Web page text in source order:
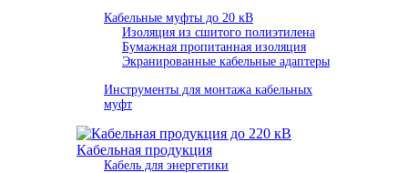
Кабельные муфты до 20 кВ
Изоляция из сшитого полиэтилена
Бумажная пропитанная изоляция
Экранированные кабельные адаптеры
Инструменты для монтажа кабельных
муфт
Кабельная продукция
Кабель для энергетики